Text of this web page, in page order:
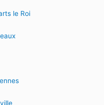
le Roi